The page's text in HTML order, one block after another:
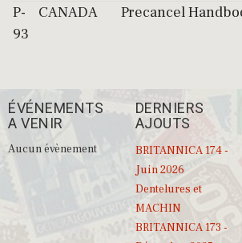
P-
93
CANADA Precancel
ÉVÉNEMENTS
A VENIR
Aucun évènement
DERNIERS
AJOUTS
BRITANNICA 174 -
Juin 2026
Dentelures et
MACHIN
BRITANNICA 173 -